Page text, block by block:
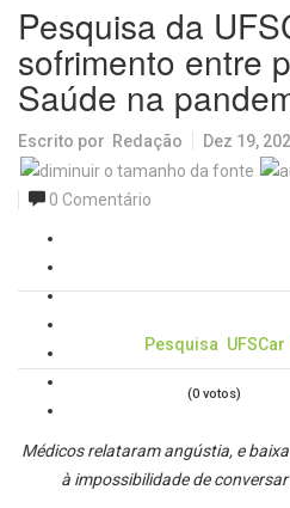
Pesquisa da
sofrimento entre
Saúde na
Escrito por Redação Dez 19,
0 Comentário
Pesquisa UFSCar
(0 votos)
Médicos relataram angústia, e
à impossibilidade de